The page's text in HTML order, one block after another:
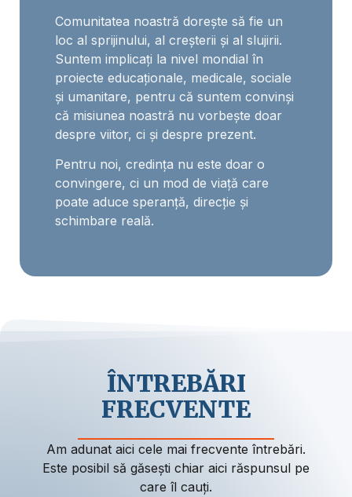
Comunitatea noastră dorește să fie un
loc al sprijinului, al creșterii și al slujirii.
Suntem implicați la nivel mondial în
proiecte educaționale, medicale, sociale
și umanitare, pentru că suntem convinși
că misiunea noastră nu vorbește doar
despre viitor, ci și despre prezent.
Pentru noi, credința nu este doar o
convingere, ci un mod de viață care
poate aduce speranță, direcție și
schimbare reală.
ÎNTREBĂRI
FRECVENTE
Am adunat aici cele mai frecvente întrebări.
Este posibil să găsești chiar aici răspunsul pe
care îl cauți.